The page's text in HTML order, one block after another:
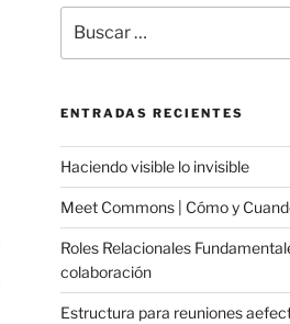
por:
ENTRADAS RECIENTES
Haciendo visible lo invisible
Meet Commons | Cómo y
Roles Relacionales
colaboración
Estructura para reuniones